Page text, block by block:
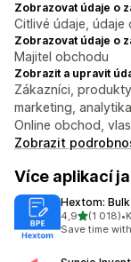
Zobrazovat údaje o
Citlivé údaje,
Zobrazovat údaje o
Majitel obchodu
Zobrazit a upravit
Zákazníci,
marketing,
Online obchod,
Zobrazit
Více aplikací
Hextom:
4,9z 5 hvězd
(1 018)
Celkový počet
•
Save time